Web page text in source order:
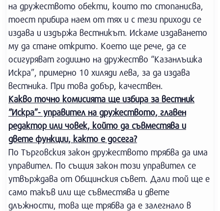
на дружеството обекти, които то стопанисва,
тоест прибира наем от тях и с тези приходи се
издава и издържа вестникът. Искаме издаването
му да стане открито. Което ще рече, да се
осигуряват годишно на дружество “Казанлъшка
Искра”, примерно 10 хиляди лева, за да издава
вестника. При това добър, качествен.
Какво точно комисията ще избира за вестник
“Искра”- управител на дружеството, главен
редактор или човек, който да съвместява и
двете функции, както е досега?
По Търговския закон дружеството трябва да има
управител. По същия закон този управител се
утвърждава от Общинския съвет. Дали той ще е
само такъв или ще съвместява и двете
длъжности, това ще трябва да е залегнало в